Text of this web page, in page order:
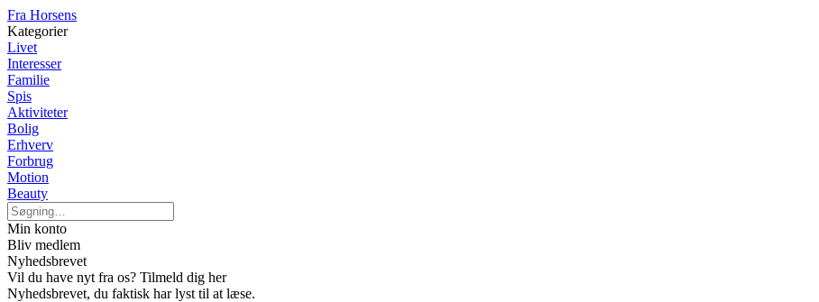
Fra Horsens
Kategorier
Livet
Interesser
Familie
Spis
Aktiviteter
Bolig
Erhverv
Forbrug
Motion
Beauty
Min konto
Bliv medlem
Nyhedsbrevet
Vil du have nyt fra os? Tilmeld dig her
Nyhedsbrevet, du faktisk har lyst til at læse.